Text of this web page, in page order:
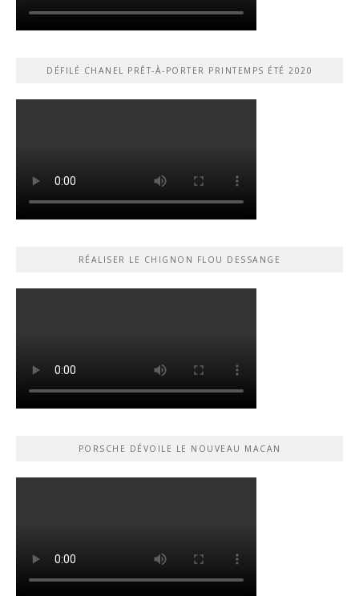
DÉFILÉ CHANEL PRÊT-À-PORTER PRINTEMPS ÉTÉ 2020
RÉALISER LE CHIGNON FLOU DESSANGE
PORSCHE DÉVOILE LE NOUVEAU MACAN